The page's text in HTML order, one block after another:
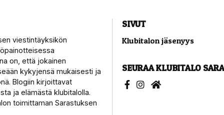
viestintäyksikön
on, että jokainen
kykyjensä mukaisesti ja
Blogiin kirjoittavat
ja elämästä klubitalolla.
toimittaman Sarastuksen
SIVUT
Klubitalon jäsenyys
SEURAA KLUBITALO